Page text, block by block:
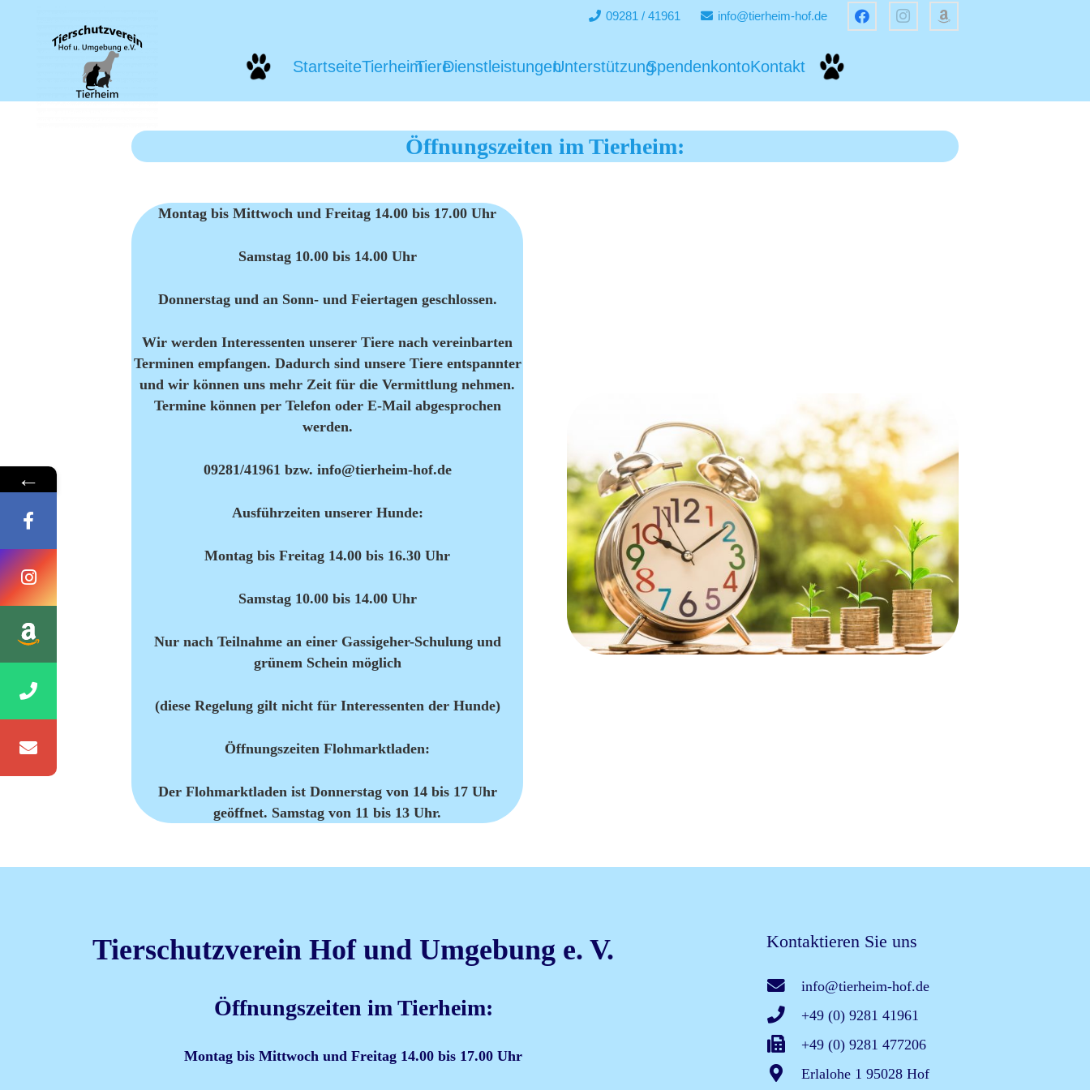
09281 / 41961 info@tierheim-hof.de
StartseiteTierheimTiereDienstleistungenUnterstützungSpendenkontoKontakt
Öffnungszeiten im Tierheim:
Montag bis Mittwoch und Freitag 14.00 bis 17.00 Uhr
Samstag 10.00 bis 14.00 Uhr
Donnerstag und an Sonn- und Feiertagen geschlossen.
Wir werden Interessenten unserer Tiere nach vereinbarten
Terminen empfangen. Dadurch sind unsere Tiere entspannter
und wir können uns mehr Zeit für die Vermittlung nehmen.
Termine können per Telefon oder E-Mail abgesprochen
werden.
09281/41961 bzw. info@tierheim-hof.de
Ausführzeiten unserer Hunde:
Montag bis Freitag 14.00 bis 16.30 Uhr
Samstag 10.00 bis 14.00 Uhr
Nur nach Teilnahme an einer Gassigeher-Schulung und
grünem Schein möglich
(diese Regelung gilt nicht für Interessenten der Hunde)
Öffnungszeiten Flohmarktladen:
Der Flohmarktladen ist Donnerstag von 14 bis 17 Uhr
geöffnet. Samstag von 11 bis 13 Uhr.
Tierschutzverein Hof und Umgebung e. V.
Öffnungszeiten im Tierheim:
Montag bis Mittwoch und Freitag 14.00 bis 17.00 Uhr
Kontaktieren Sie uns
info@tierheim-hof.de
+49 (0) 9281 41961
+49 (0) 9281 477206
Erlalohe 1 95028 Hof
←